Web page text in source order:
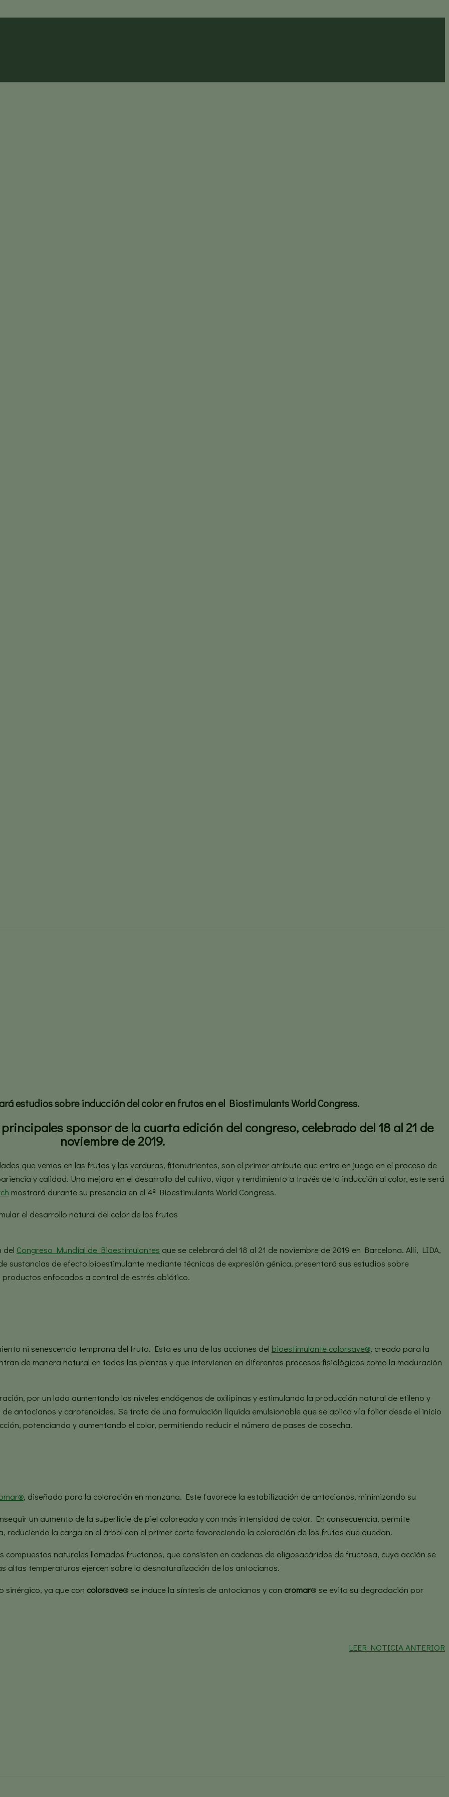
estudios sobre inducción del color en frutos en el Biostimulants World Congress.
sponsor de la cuarta edición del congreso, celebrado del 18 al 21 de
noviembre de 2019.
que vemos en las frutas y las verduras, fitonutrientes, son el primer atributo que entra en juego en el proceso de
y calidad. Una mejora en el desarrollo del cultivo, vigor y rendimiento a través de la inducción al color, este será
mostrará durante su presencia en el 4º Bioestimulants World Congress.
del Congreso Mundial de Bioestimulantes que se celebrará del 18 al 21 de noviembre de 2019 en Barcelona. Allí, LIDA,
sustancias de efecto bioestimulante mediante técnicas de expresión génica, presentará sus estudios sobre
productos enfocados a control de estrés abiótico.
ni senescencia temprana del fruto. Esta es una de las acciones del bioestimulante colorsave®, creado para la
de manera natural en todas las plantas y que intervienen en diferentes procesos fisiológicos como la maduración
por un lado aumentando los niveles endógenos de oxilipinas y estimulando la producción natural de etileno y
antocianos y carotenoides. Se trata de una formulación líquida emulsionable que se aplica vía foliar desde el inicio
potenciando y aumentando el color, permitiendo reducir el número de pases de cosecha.
, diseñado para la coloración en manzana. Este favorece la estabilización de antocianos, minimizando su
un aumento de la superficie de piel coloreada y con más intensidad de color. En consecuencia, permite
reduciendo la carga en el árbol con el primer corte favoreciendo la coloración de los frutos que quedan.
compuestos naturales llamados fructanos, que consisten en cadenas de oligosacáridos de fructosa, cuya acción se
altas temperaturas ejercen sobre la desnaturalización de los antocianos.
sinérgico, ya que con colorsave® se induce la síntesis de antocianos y con cromar® se evita su degradación por
LEER NOTICIA ANTERIOR